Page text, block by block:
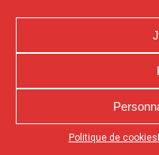
Politique de cookies
Appuyez sur le bouton